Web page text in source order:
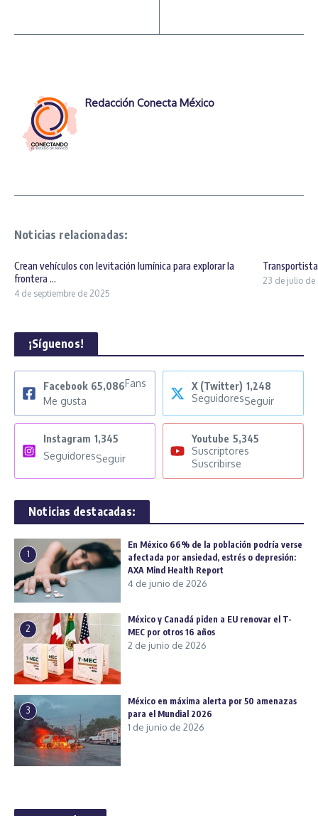
Redacción Conecta México
Noticias relacionadas:
Crean vehículos con levitación lumínica para explorar la
frontera ...
4 de septiembre de 2025
23 de julio de
¡Síguenos!
Facebook 65,086Fans
Me gusta
X (Twitter) 1,248
SeguidoresSeguir
Instagram 1,345
SeguidoresSeguir
Youtube 5,345
Suscriptores
Suscribirse
Noticias destacadas:
1
En México 66% de la población podría verse
afectada por ansiedad, estrés o depresión:
AXA Mind Health Report
4 de junio de 2026
2
México y Canadá piden a EU renovar el T-
MEC por otros 16 años
2 de junio de 2026
3
México en máxima alerta por 50 amenazas
para el Mundial 2026
1 de junio de 2026